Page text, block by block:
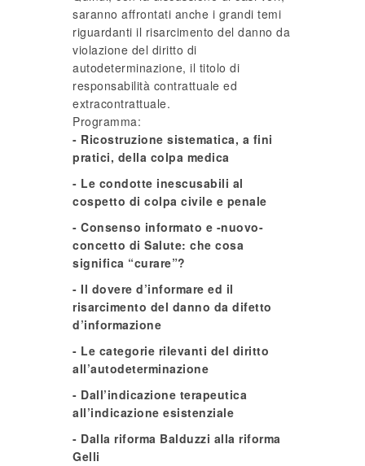
saranno affrontati anche i grandi temi
riguardanti il risarcimento del danno da
violazione del diritto di
autodeterminazione, il titolo di
responsabilità contrattuale ed
extracontrattuale.
Programma:
- Ricostruzione sistematica, a fini
pratici, della colpa medica
- Le condotte inescusabili al
cospetto di colpa civile e penale
- Consenso informato e -nuovo-
concetto di Salute: che cosa
significa “curare”?
- Il dovere d’informare ed il
risarcimento del danno da difetto
d’informazione
- Le categorie rilevanti del diritto
all’autodeterminazione
- Dall’indicazione terapeutica
all’indicazione esistenziale
- Dalla riforma Balduzzi alla riforma
Gelli